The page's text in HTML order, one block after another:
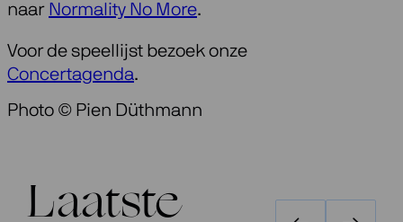
naar Normality No More.
Voor de speellijst bezoek onze
Concertagenda.
Photo © Pien Düthmann
Laatste